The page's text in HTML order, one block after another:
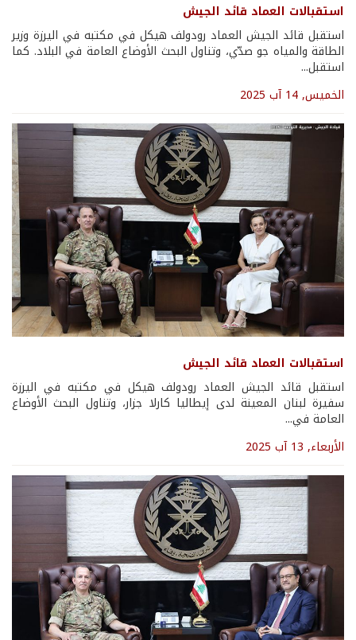
استقبالات العماد قائد الجيش
استقبل قائد الجيش العماد رودولف هيكل في مكتبه في اليرزة وزير
الطاقة والمياه جو صدّي، وتناول البحث الأوضاع العامة في البلاد. كما
استقبل...
الخميس, 14 آب 2025
استقبالات العماد قائد الجيش
استقبل قائد الجيش العماد رودولف هيكل في مكتبه في اليرزة
سفيرة لبنان المعينة لدى إيطاليا كارلا جزار، وتناول البحث الأوضاع
العامة في...
الأربعاء, 13 آب 2025